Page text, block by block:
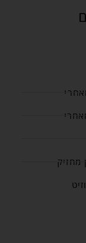
מחזיק